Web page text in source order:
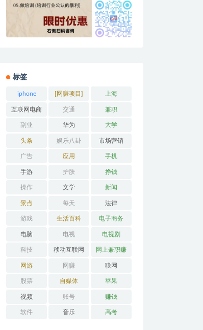
标签
iphone [网赚项目] 上海
互联网电商 交通 兼职
副业 华为 大学
头条 娱乐八卦 市场营销
广告 应用 手机
手游 护肤 挣钱
操作 文学 新闻
景点 每天 法律
游戏 生活百科 电子商务
电脑 电视 电视剧
科技 移动互联网 网上兼职赚
钱
网游 网赚 联网
股票 自媒体 苹果
视频 账号 赚钱
软件 音乐 高考